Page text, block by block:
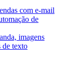
com e-mail
de
imagens
de texto